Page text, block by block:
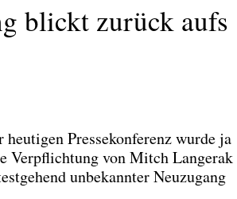
blickt zurück aufs
Pres­se­kon­fe­renz wur­de ja
Ver­pflich­tung von Mitch Lan­ge­rak
unbe­kann­ter Neu­zu­gang